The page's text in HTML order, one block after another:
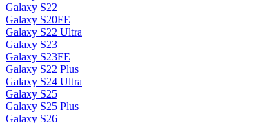
Galaxy S22
Galaxy S20FE
Galaxy S22 Ultra
Galaxy S23
Galaxy S23FE
Galaxy S22 Plus
Galaxy S24 Ultra
Galaxy S25
Galaxy S25 Plus
Galaxy S26